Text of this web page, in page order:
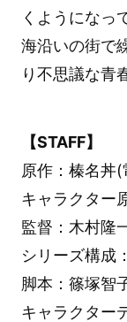
くようになっ
海沿いの街で
り不思議な青
【STAFF】
原作：榛名丼
キャラクター
監督：木村隆
シリーズ構成
脚本：篠塚智
キャラクター